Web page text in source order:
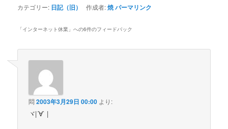
カテゴリー: 日記（旧） 作成者:焼パーマリンク
「インターネット休業 」への6件のフィードバック
悶2003年3月29日 00:00 より:
ヾ|´∀` |